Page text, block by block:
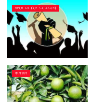
সংখ্যা ৬৪ (২৩-১২-২০২৩)
বাংলাদেশ